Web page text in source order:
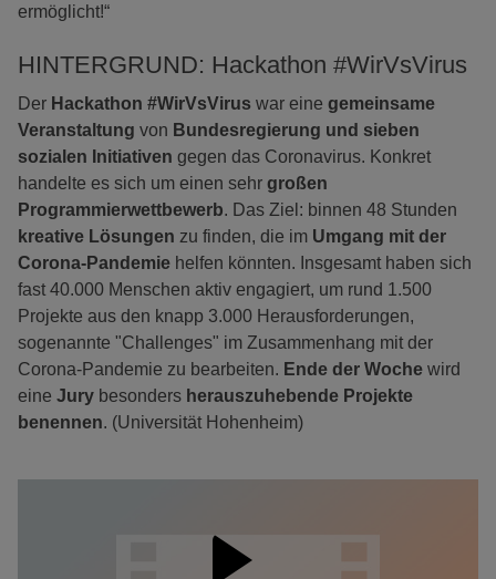
ermöglicht!“
HINTERGRUND: Hackathon #WirVsVirus
Der Hackathon #WirVsVirus war eine gemeinsame
Veranstaltung von Bundesregierung und sieben
sozialen Initiativen gegen das Coronavirus. Konkret
handelte es sich um einen sehr großen
Programmierwettbewerb. Das Ziel: binnen 48 Stunden
kreative Lösungen zu finden, die im Umgang mit der
Corona-Pandemie helfen könnten. Insgesamt haben sich
fast 40.000 Menschen aktiv engagiert, um rund 1.500
Projekte aus den knapp 3.000 Herausforderungen,
sogenannte "Challenges" im Zusammenhang mit der
Corona-Pandemie zu bearbeiten. Ende der Woche wird
eine Jury besonders herauszuhebende Projekte
benennen. (Universität Hohenheim)